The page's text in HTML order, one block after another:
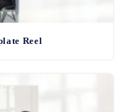
Reel